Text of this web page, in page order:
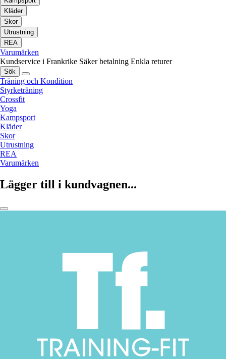
Kläder
Skor
Utrustning
REA
Varumärken
Kundservice i Frankrike Säker betalning Enkla returer
Sök
Träning och Kondition
Styrketräning
Crossfit
Yoga
Kampsport
Kläder
Skor
Utrustning
REA
Varumärken
Lägger till i kundvagnen...